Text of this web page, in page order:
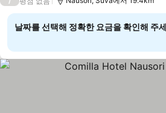
날짜를 선택해 정확한 요금을 확인해 주